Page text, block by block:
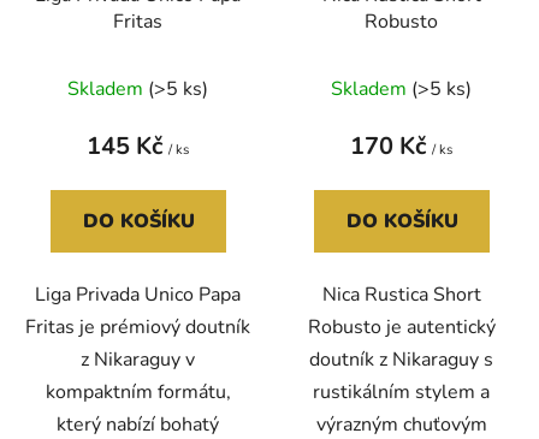
Fritas
Skladem (>5 ks)
145 Kč / ks
DO KOŠÍKU
Liga Privada Unico Papa
Fritas je prémiový doutník
z Nikaraguy v
kompaktním formátu,
který nabízí bohatý
Robusto
Skladem (>5 ks)
170 Kč / ks
DO KOŠÍKU
Nica Rustica Short
Robusto je autentický
doutník z Nikaraguy s
rustikálním stylem a
výrazným chuťovým